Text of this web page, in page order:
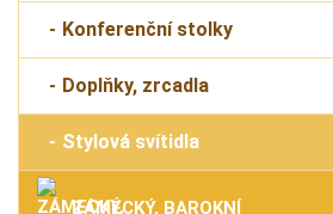
Konferenční stolky
Doplňky, zrcadla
Stylová svítidla
ZÁMECKÝ, BAROKNÍ